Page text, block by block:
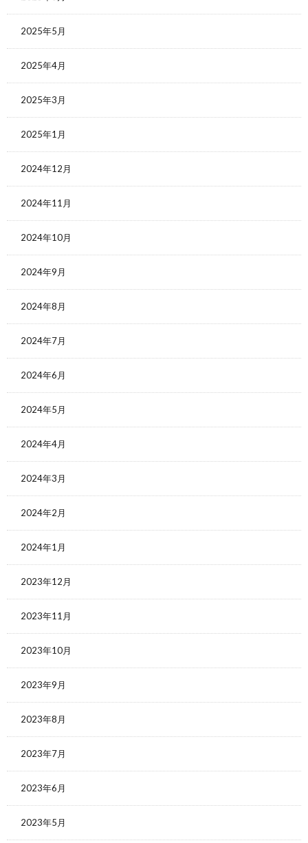
2025年5月
2025年4月
2025年3月
2025年1月
2024年12月
2024年11月
2024年10月
2024年9月
2024年8月
2024年7月
2024年6月
2024年5月
2024年4月
2024年3月
2024年2月
2024年1月
2023年12月
2023年11月
2023年10月
2023年9月
2023年8月
2023年7月
2023年6月
2023年5月